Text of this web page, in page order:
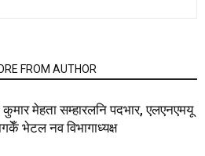
FROM AUTHOR
मेहता सम्हारलनि पदभार, एलएनएमयू
भेटल नव विभागाध्यक्ष